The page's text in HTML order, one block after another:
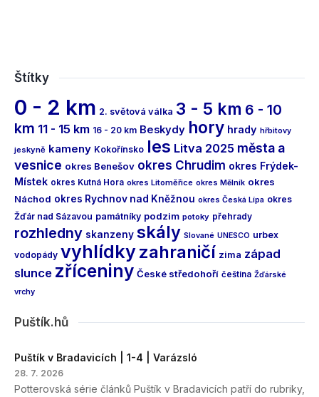
Štítky
0 - 2 km 2. světová válka 3 - 5 km 6 - 10
km 11 - 15 km 16 - 20 km Beskydy hory hrady hřbitovy
jeskyně kameny Kokořínsko les Litva 2025 města a
vesnice okres Benešov okres Chrudim okres Frýdek-
Místek okres Kutná Hora okres Litoměřice okres Mělník okres
Náchod okres Rychnov nad Kněžnou okres Česká Lípa okres
Žďár nad Sázavou památníky podzim potoky přehrady
rozhledny skanzeny skály Slované UNESCO urbex
vodopády vyhlídkyzahraničí zima západ
slunce zříceniny České středohoří čeština Žďárské
vrchy
Puštík.hů
Puštík v Bradavicích | 1-4 | Varázsló
28. 7. 2026
Potterovská série článků Puštík v Bradavicích patří do rubriky,